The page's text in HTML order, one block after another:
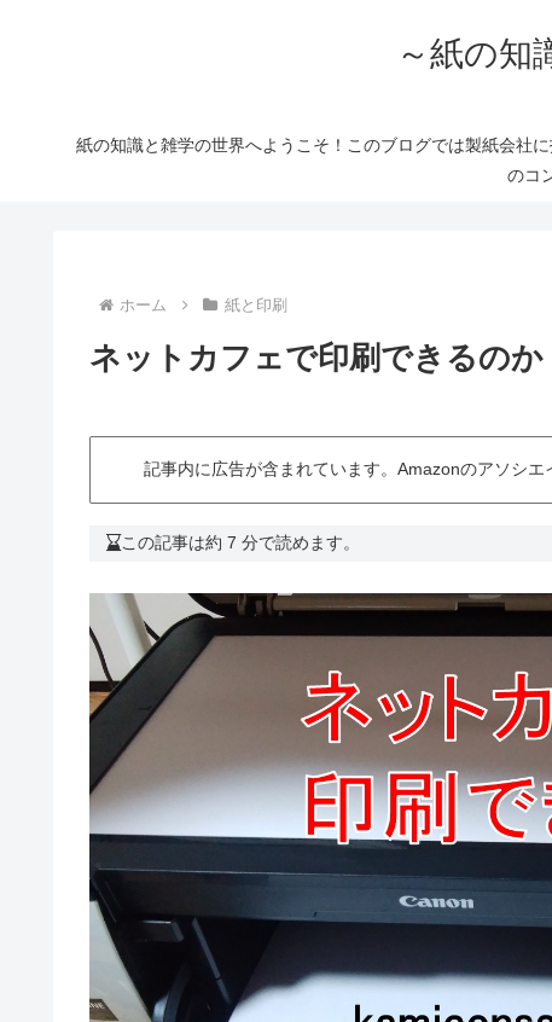
～紙の知
紙の知識と雑学の世界へようこそ！このブログでは製紙会社
のコ
ホーム 紙と印刷
ネットカフェで印刷できるの
記事内に広告が含まれています。Amazonのアソシ
この記事は約 7 分で読めます。